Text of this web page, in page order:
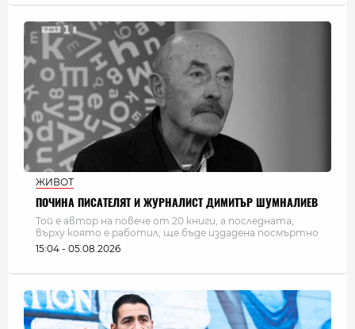
ЖИВОТ
ПОЧИНА ПИСАТЕЛЯТ И ЖУРНАЛИСТ ДИМИТЪР ШУМНАЛИЕВ
Той е автор на повече от 20 книги, а последната,
върху която е работил, ще бъде издадена посмъртно
15:04 - 05.08.2026